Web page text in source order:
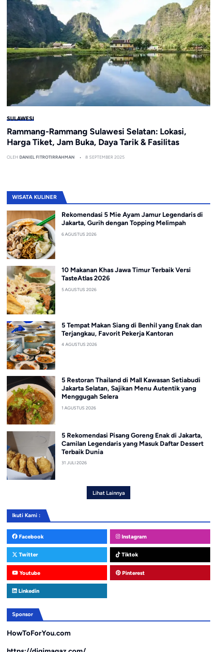
SULAWESI
Rammang-Rammang Sulawesi Selatan: Lokasi,
Harga Tiket, Jam Buka, Daya Tarik & Fasilitas
OLEH DANIEL FITROTIRRAHMAN 8 SEPTEMBER 2025
WISATA KULINER
Rekomendasi 5 Mie Ayam Jamur Legendaris di
Jakarta, Gurih dengan Topping Melimpah
6 AGUSTUS 2026
10 Makanan Khas Jawa Timur Terbaik Versi
TasteAtlas 2026
5 AGUSTUS 2026
5 Tempat Makan Siang di Benhil yang Enak dan
Terjangkau, Favorit Pekerja Kantoran
4 AGUSTUS 2026
5 Restoran Thailand di Mall Kawasan Setiabudi
Jakarta Selatan, Sajikan Menu Autentik yang
Menggugah Selera
1 AGUSTUS 2026
5 Rekomendasi Pisang Goreng Enak di Jakarta,
Camilan Legendaris yang Masuk Daftar Dessert
Terbaik Dunia
31 JULI 2026
Lihat Lainnya
Ikuti Kami :
Facebook Instagram
Twitter Tiktok
Youtube Pinterest
Linkedin
Sponsor
HowToForYou.com